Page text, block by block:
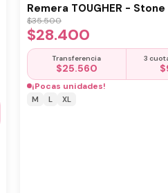
Remera TOUGHER - Stone
$35.500
$28.400
Transferencia
$25.560
3
$
¡Pocas unidades!
M L XL